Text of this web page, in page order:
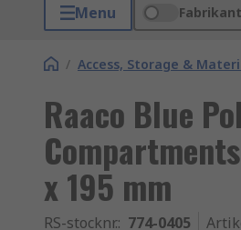
Menu
/ Access, Storage &
Raaco Blue
x 195 mm
RS-stocknr.: 774-0405